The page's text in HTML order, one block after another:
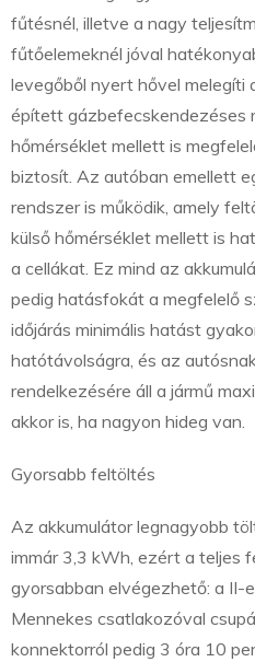
fűtésnél, illetve a nagy
fűtőelemeknél jóval
levegőből nyert hővel melegíti
épített gázbefecskendezéses
hőmérséklet mellett is
biztosít. Az autóban emellett
rendszer is működik, amely
külső hőmérséklet mellett is
a cellákat. Ez mind az
pedig hatásfokát a megfelelő
időjárás minimális hatást
hatótávolságra, és az
rendelkezésére áll a jármű
akkor is, ha nagyon hideg van.
Gyorsabb feltöltés
Az akkumulátor legnagyobb
immár 3,3 kWh, ezért a teljes
gyorsabban elvégezhető: a II-
Mennekes csatlakozóval
konnektorról pedig 3 óra 10